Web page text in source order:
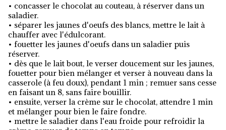
• concasser le chocolat au couteau, à réserver dans un
saladier.
• séparer les jaunes d'oeufs des blancs, mettre le lait à
chauffer avec l'édulcorant.
• fouetter les jaunes d'oeufs dans un saladier puis
réserver.
• dès que le lait bout, le verser doucement sur les jaunes,
fouetter pour bien mélanger et verser à nouveau dans la
casserole (à feu doux), pendant 1 min ; remuer sans cesse
en faisant un 8, sans faire bouillir.
• ensuite, verser la crème sur le chocolat, attendre 1 min
et mélanger pour bien le faire fondre.
• mettre le saladier dans l'eau froide pour refroidir la